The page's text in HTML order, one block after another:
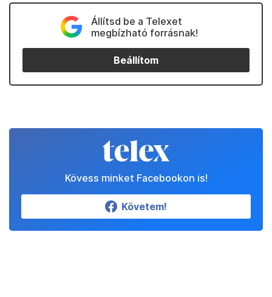
Állítsd be a Telexet
megbízható forrásnak!
Beállítom
Kövess minket Facebookon is!
Követem!